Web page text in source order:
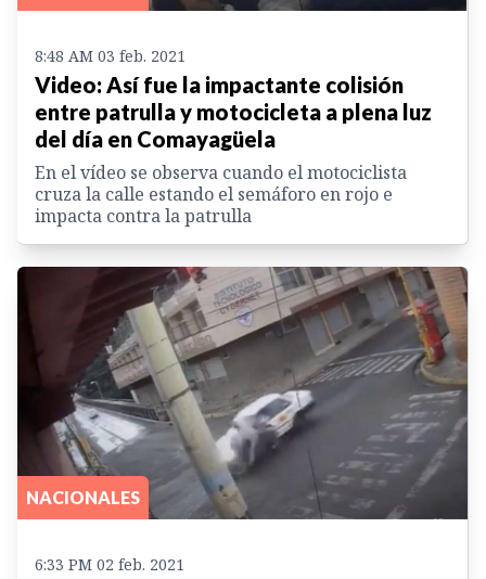
8:48 AM 03 feb. 2021
Video: Así fue la impactante colisión
entre patrulla y motocicleta a plena luz
del día en Comayagüela
En el vídeo se observa cuando el motociclista
cruza la calle estando el semáforo en rojo e
impacta contra la patrulla
NACIONALES
6:33 PM 02 feb. 2021